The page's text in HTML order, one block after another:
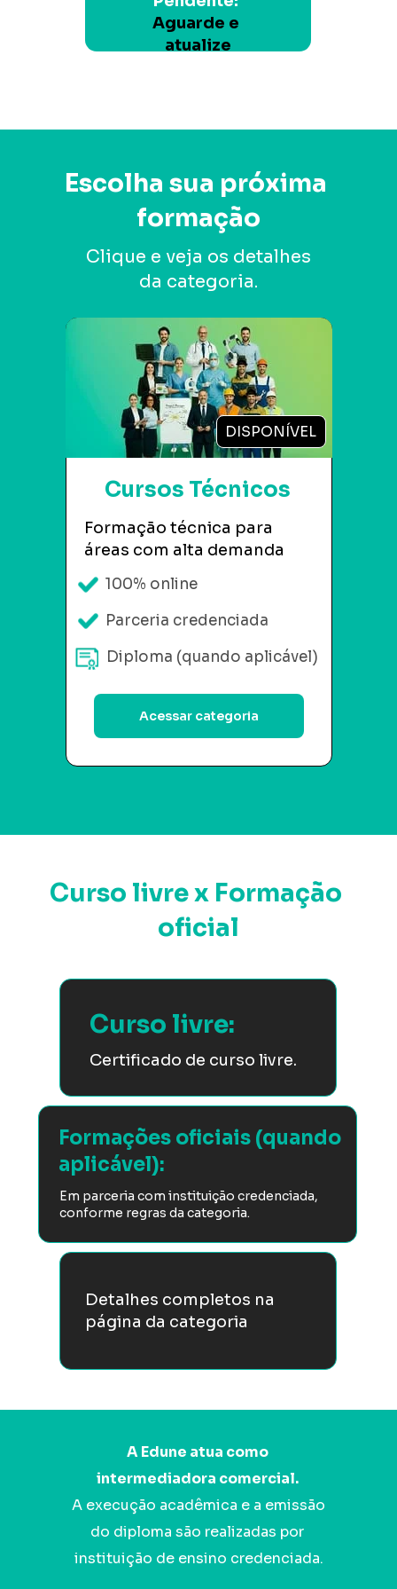
Aguarde e
atualize
Escolha sua próxima
formação
da categoria.
DISPONÍVEL
Formação técnica para
áreas com alta demanda
100% online
Parceria credenciada
Diploma (quando aplicável)
Acessar categoria
Curso livre x Formação
oficial
Formações oficiais (quando
aplicável):
Curso livre:
Detalhes completos na
página da categoria
Em parceria com instituição credenciada,
conforme regras da categoria.
Certificado de curso livre.
A Edune atua como
intermediadora comercial.
A execução acadêmica e a emissão
do diploma são realizadas por
instituição de ensino credenciada.